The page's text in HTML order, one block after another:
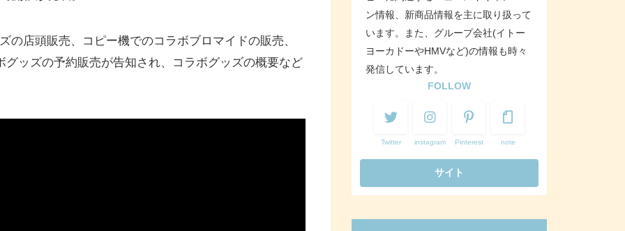
テリアをプレゼント
店頭販売、コピー機でのコラボブロマイドの販売、
グッズの予約販売が告知され、コラボグッズの概要など
ン情報、新商品情報を主に取り扱って
います。また、グループ会社(イトー
ヨーカドーやHMVなど)の情報も時々
発信しています。
FOLLOW
Twitter instagram Pinterest note